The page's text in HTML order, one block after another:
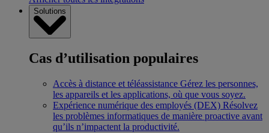
Solutions
Cas d’utilisation populaires
Accès à distance et téléassistance Gérez les personnes,
les appareils et les applications, où que vous soyez.
Expérience numérique des employés (DEX) Résolvez
les problèmes informatiques de manière proactive avant
qu’ils n’impactent la productivité.